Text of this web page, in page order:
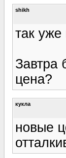
shikh
так
Завтра
цена?
кукла
новые